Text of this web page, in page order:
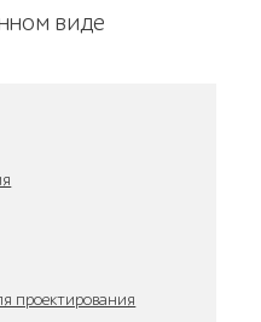
виде
проектирования